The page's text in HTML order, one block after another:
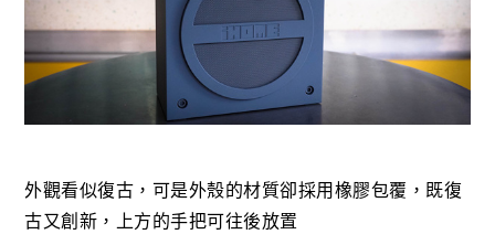
外觀看似復古，可是外殼的材質卻採用橡膠包覆，既復
古又創新，上方的手把可往後放置